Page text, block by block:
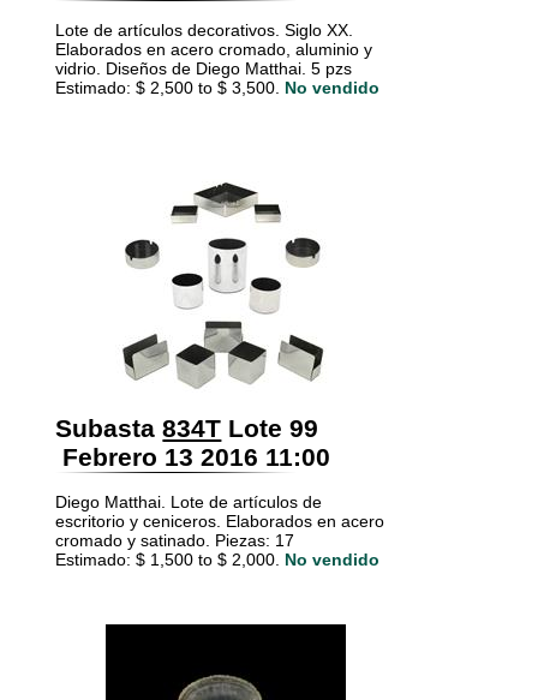
Lote de artículos decorativos. Siglo XX.
Elaborados en acero cromado, aluminio y
vidrio. Diseños de Diego Matthai. 5 pzs
Estimado: $ 2,500 to $ 3,500. No vendido
Subasta 834T Lote 99
Febrero 13 2016 11:00
Diego Matthai. Lote de artículos de
escritorio y ceniceros. Elaborados en acero
cromado y satinado. Piezas: 17
Estimado: $ 1,500 to $ 2,000. No vendido